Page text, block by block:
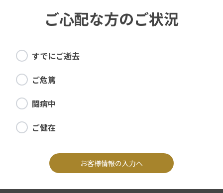
ご心配な方のご状況
すでにご逝去
ご危篤
闘病中
ご健在
お客様情報の入力へ